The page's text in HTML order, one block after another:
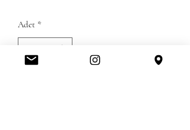
Adet *